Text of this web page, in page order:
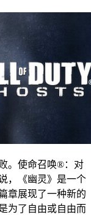
。使命召唤®：对
，《幽灵》是一个
章展现了一种新的
为了自由或自由而